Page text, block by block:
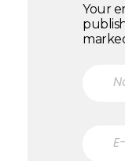
Your